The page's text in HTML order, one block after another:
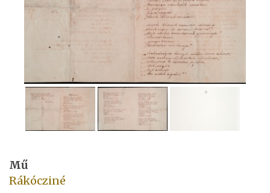
Mű
Rákócziné